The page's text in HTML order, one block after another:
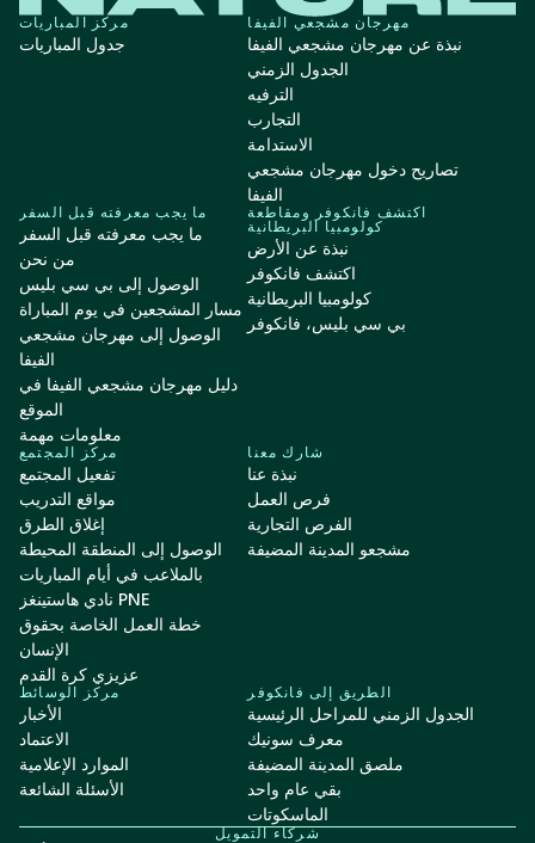
مركز المباريات
جدول المباريات
مهرجان مشجعي الفيفا
نبذة عن مهرجان مشجعي الفيفا
الجدول الزمني
الترفيه
التجارب
الاستدامة
تصاريح دخول مهرجان مشجعي
الفيفا
ما يجب معرفته قبل السفر
ما يجب معرفته قبل السفر
من نحن
الوصول إلى بي سي بليس
مسار المشجعين في يوم المباراة
الوصول إلى مهرجان مشجعي
الفيفا
دليل مهرجان مشجعي الفيفا في
الموقع
معلومات مهمة
اكتشف فانكوفر ومقاطعة
كولومبيا البريطانية
نبذة عن الأرض
اكتشف فانكوفر
كولومبيا البريطانية
بي سي بليس، فانكوفر
مركز المجتمع
تفعيل المجتمع
مواقع التدريب
إغلاق الطرق
الوصول إلى المنطقة المحيطة
بالملاعب في أيام المباريات
نادي هاستينغز PNE
خطة العمل الخاصة بحقوق
الإنسان
عزيزي كرة القدم
شارك معنا
نبذة عنا
فرص العمل
الفرص التجارية
مشجعو المدينة المضيفة
مركز الوسائط
الأخبار
الاعتماد
الموارد الإعلامية
الأسئلة الشائعة
الطريق إلى فانكوفر
الجدول الزمني للمراحل الرئيسية
معرف سونيك
ملصق المدينة المضيفة
بقي عام واحد
الماسكوتات
شركاء التمويل